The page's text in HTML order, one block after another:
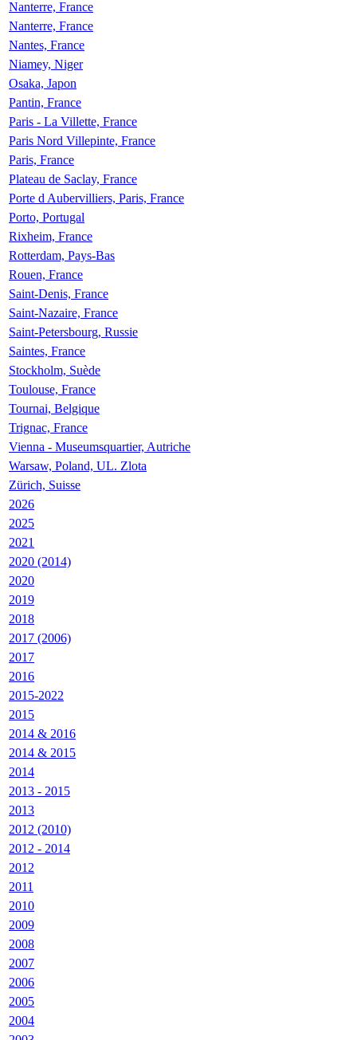
Nanterre, France
Nanterre, France
Nantes, France
Niamey, Niger
Osaka, Japon
Pantin, France
Paris - La Villette, France
Paris Nord Villepinte, France
Paris, France
Plateau de Saclay, France
Porte d Aubervilliers, Paris, France
Porto, Portugal
Rixheim, France
Rotterdam, Pays-Bas
Rouen, France
Saint-Denis, France
Saint-Nazaire, France
Saint-Petersbourg, Russie
Saintes, France
Stockholm, Suède
Toulouse, France
Tournai, Belgique
Trignac, France
Vienna - Museumsquartier, Autriche
Warsaw, Poland, UL. Zlota
Zürich, Suisse
2026
2025
2021
2020 (2014)
2020
2019
2018
2017 (2006)
2017
2016
2015-2022
2015
2014 & 2016
2014 & 2015
2014
2013 - 2015
2013
2012 (2010)
2012 - 2014
2012
2011
2010
2009
2008
2007
2006
2005
2004